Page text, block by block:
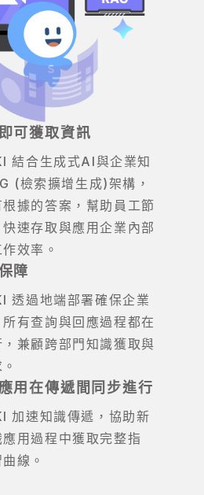
可獲取資訊
結合生成式AI與企業知
(檢索擴增生成)架構，
據的答案，幫助員工節
速存取與應用企業內部
效率。
障
透過地端部署確保企業
有查詢與回應過程都在
兼顧跨部門知識獲取與
用在傳遞間同步進行
加速知識傳遞，協助新
用過程中獲取完整指
線。